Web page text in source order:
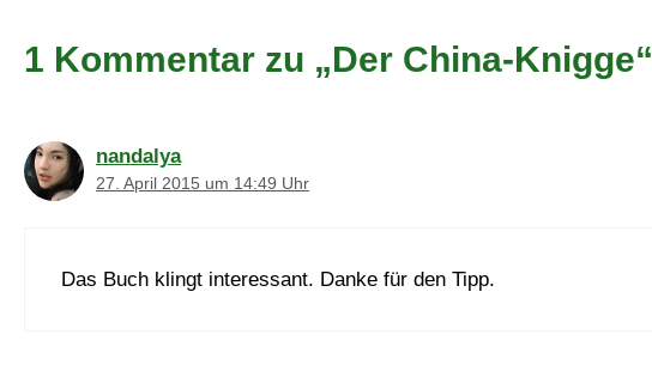
1 Kommentar zu „Der China-Knigge“
nandalya
27. April 2015 um 14:49 Uhr
Das Buch klingt interessant. Danke für den Tipp.